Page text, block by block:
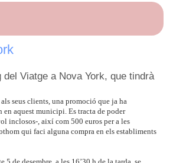
Viatge a Nova York, que tindrà
seus clients, una promoció que ja ha
aquest municipi. Es tracta de poder
inclosos-, així com 500 euros per a les
qui faci alguna compra en els establiments